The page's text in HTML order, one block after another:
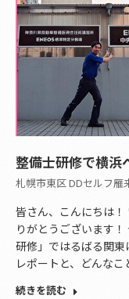
整備士研修で横浜
札幌市東区 DDセルフ雁
皆さん、こんにちは
りがとうございます
研修」ではるばる関
レポートと、どんな
続きを読む